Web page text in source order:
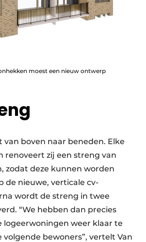
moest een nieuw ontwerp
van boven naar beneden. Elke
renoveert zij een streng van
zodat deze kunnen worden
de nieuwe, verticale cv-
wordt de streng in twee
“We hebben dan precies
logeerwoningen weer klaar te
volgende bewoners”, vertelt Van